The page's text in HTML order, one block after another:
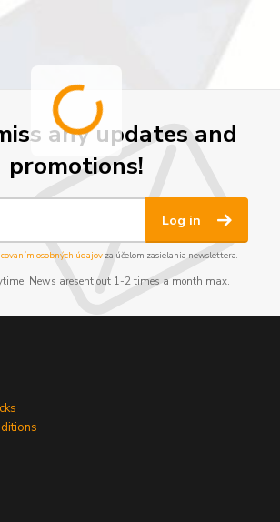
any updates and
promotions!
Log in
osobných údajov za účelom zasielania newslettera.
News aresent out 1-2 times a month max.